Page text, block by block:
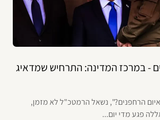
- במרכז המדינה: התרחיש שמדאיג
הרחפנים?", נשאל הרמטכ"ל לא מזמן,
פגע מדי יום...